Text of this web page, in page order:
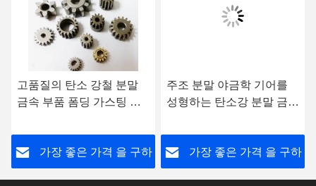
고품질의 탄소 강철 분말
금속 부품 폼딩 가스팅 분
가장 좋은 가격 을 구하
주조 분말 야금학 기어를
성형하는 탄소강 분말 금속
가장 좋은 가격 을 구하